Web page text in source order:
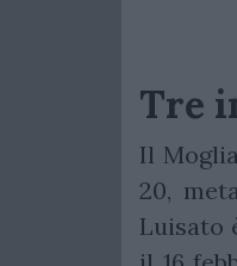
Tre
Il
20,
Luisato